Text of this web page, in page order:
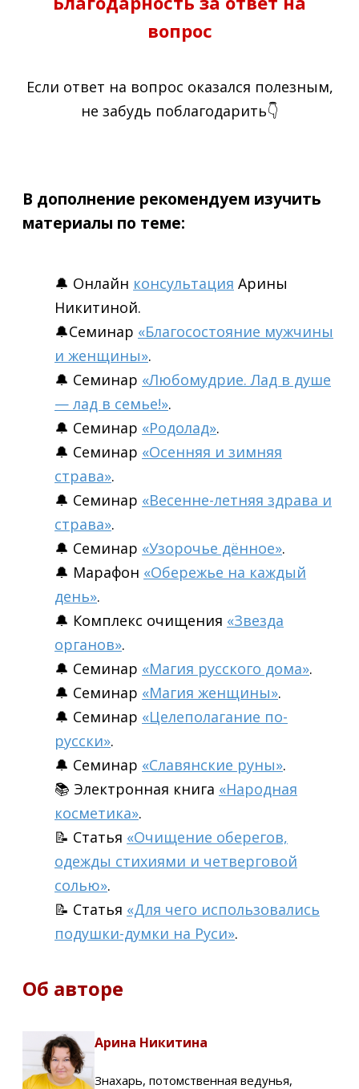
вопрос
Если ответ на вопрос оказался полезным,
не забудь поблагодарить👇
В дополнение рекомендуем изучить
материалы по теме:
🔔 Онлайн консультация Арины
Никитиной.
🔔Семинар «Благосостояние мужчины
и женщины».
🔔 Семинар «Любомудрие. Лад в душе
— лад в семье!».
🔔 Семинар «Родолад».
🔔 Семинар «Осенняя и зимняя
страва».
🔔 Семинар «Весенне-летняя здрава и
страва».
🔔 Семинар «Узорочье дённое».
🔔 Марафон «Обережье на каждый
день».
🔔 Комплекс очищения «Звезда
органов».
🔔 Семинар «Магия русского дома».
🔔 Семинар «Магия женщины».
🔔 Семинар «Целеполагание по-
русски».
🔔 Семинар «Славянские руны».
📚 Электронная книга «Народная
косметика».
📝 Статья «Очищение оберегов,
одежды стихиями и четверговой
солью».
📝 Статья «Для чего использовались
подушки-думки на Руси».
Об авторе
Арина Никитина
Знахарь, потомственная ведунья,